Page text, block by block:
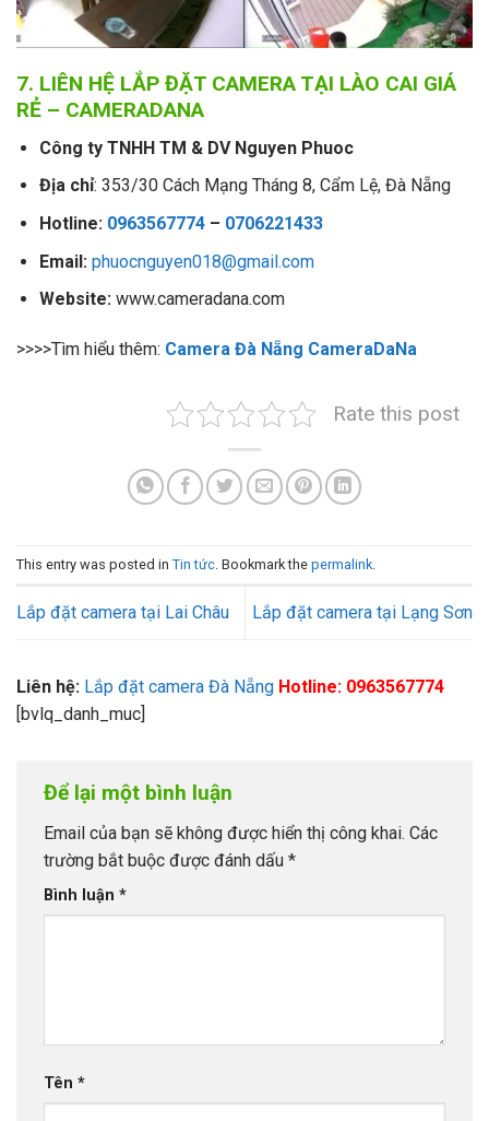
7. LIÊN HỆ LẮP ĐẶT CAMERA TẠI LÀO CAI GIÁ
RẺ – CAMERADANA
Công ty TNHH TM & DV Nguyen Phuoc
Địa chỉ: 353/30 Cách Mạng Tháng 8, Cẩm Lệ, Đà Nẵng
Hotline: 0963567774– 0706221433
Email: phuocnguyen018@gmail.com
Website:www.cameradana.com
>>>>Tìm hiểu thêm: Camera Đà Nẵng CameraDaNa
Rate this post
This entry was posted in Tin tức . Bookmark the permalink
Lắp đặt camera tại Lai Châu Lắp đặt camera tại Lạng Sơn
Liên hệ: Lắp đặt camera Đà Nẵng Hotline: 0963567774
[bvlq_danh_muc]
Để lại một bình luận
Email của bạn sẽ không được hiển thị công khai. Các
trường bắt buộc được đánh dấu *
Bình luận *
Tên *